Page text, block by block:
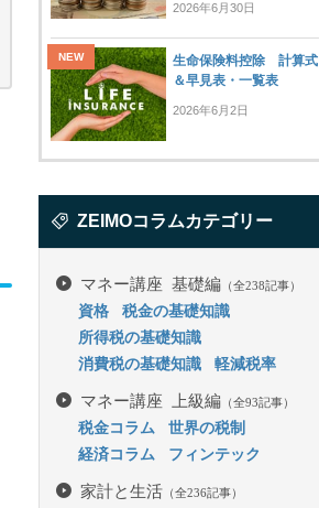
2026年6月30日
生命保険料控除 計算式
＆早見表・一覧表
2026年6月2日
ZEIMOコラムカテゴリー
マネー講座 基礎編 （全238記事）
資格
税金の基礎知識
所得税の基礎知識
消費税の基礎知識
軽減税率
マネー講座 上級編 （全93記事）
税金コラム
世界の税制
経済コラム
フィンテック
家計と生活 （全236記事）